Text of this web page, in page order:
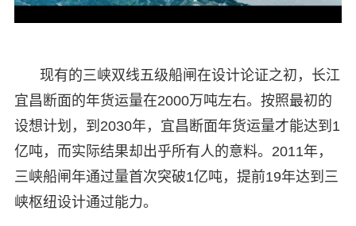
现有的三峡双线五级船闸在设计论证之初，长江
宜昌断面的年货运量在2000万吨左右。按照最初的
设想计划，到2030年，宜昌断面年货运量才能达到1
亿吨，而实际结果却出乎所有人的意料。2011年，
三峡船闸年通过量首次突破1亿吨，提前19年达到三
峡枢纽设计通过能力。